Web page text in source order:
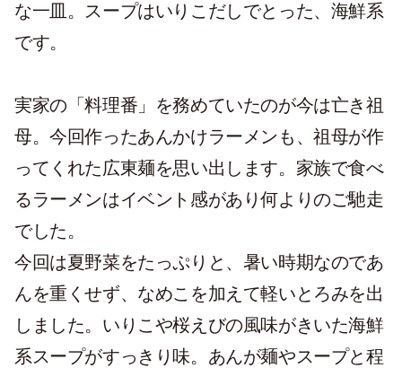
な一皿。スープはいりこだしでとった、海鮮系
です。
実家の「料理番」を務めていたのが今は亡き祖
母。今回作ったあんかけラーメンも、祖母が作
ってくれた広東麺を思い出します。家族で食べ
るラーメンはイベント感があり何よりのご馳走
でした。
今回は夏野菜をたっぷりと、暑い時期なのであ
んを重くせず、なめこを加えて軽いとろみを出
しました。いりこや桜えびの風味がきいた海鮮
系スープがすっきり味。あんが麺やスープと程